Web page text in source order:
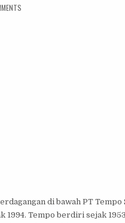
di bawah PT Tempo
1994. Tempo berdiri sejak